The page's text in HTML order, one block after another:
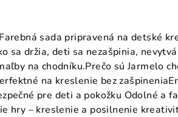
sada pripravená na detské
sa držia, deti sa nezašpinia,
na chodníku.Prečo sú Jarmelo
na kreslenie bez
pre deti a pokožku Odolné a
hry – kreslenie a posilnenie